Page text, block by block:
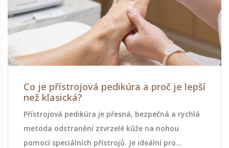
Co je přístrojová pedikúra a proč je lepší
než klasická?
Přístrojová pedikúra je přesná, bezpečná a rychlá
metoda odstranění ztvrzelé kůže na nohou
pomocí speciálních přístrojů. Je ideální pro